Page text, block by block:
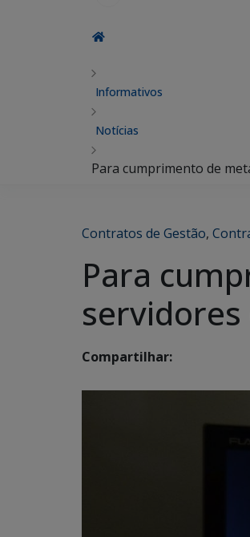
Informativos
Notícias
Para cumprimento de
Contratos de Gestão,
Para
servidores
Compartilhar: